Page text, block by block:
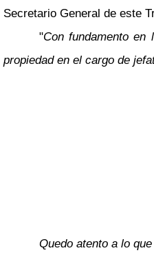
Secretario General de este
"Con fundamento
propiedad en el cargo de
Quedo atento a lo